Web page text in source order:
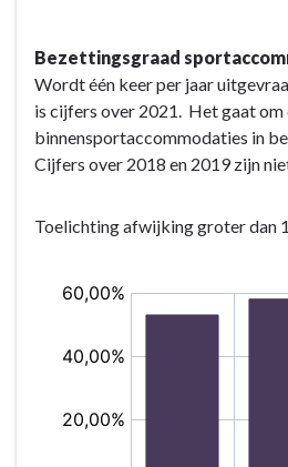
navigatie
Programma
Sport,
recreatie
openbaar
Bezettingsgraad
Wordt één keer per jaar
is cijfers over 2021. Het gaat om
binnensportaccommodaties in
Cijfers over 2018 en 2019 zijn
Toelichting afwijking groter dan